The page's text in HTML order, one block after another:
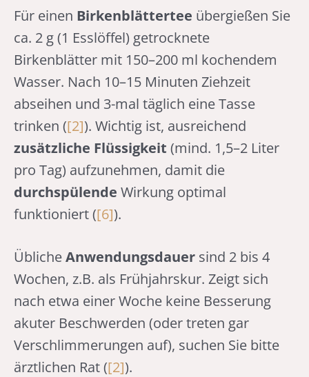
Für einen Birkenblättertee übergießen Sie
ca. 2 g (1 Esslöffel) getrocknete
Birkenblätter mit 150–200 ml kochendem
Wasser. Nach 10–15 Minuten Ziehzeit
abseihen und 3-mal täglich eine Tasse
trinken ([2]). Wichtig ist, ausreichend
zusätzliche Flüssigkeit (mind. 1,5–2 Liter
pro Tag) aufzunehmen, damit die
durchspülende Wirkung optimal
funktioniert ([6]).
ÜblicheAnwendungsdauer sind 2 bis 4
Wochen, z.B. als Frühjahrskur. Zeigt sich
nach etwa einer Woche keine Besserung
akuter Beschwerden (oder treten gar
Verschlimmerungen auf), suchen Sie bitte
ärztlichen Rat ([2]).